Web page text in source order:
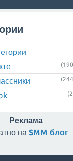
Реклама
на SMM блог